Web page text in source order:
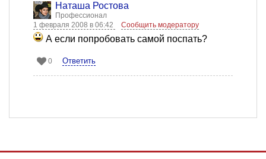
Наташа Ростова
Профессионал
1 февраля 2008 в 06:42
Сообщить модератору
А если попробовать самой поспать?
0 Ответить